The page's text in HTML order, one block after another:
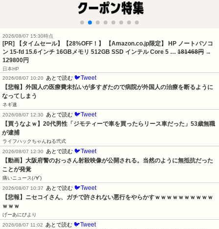
2026/08/07 15:30時点
[PR] 【タイムセール】【28%OFF！】 【Amazon.co.jp限定】 HP ノートパソコ
ン 15-fd 15.6インチ 16GBメモリ 512GB SSD インテル Core 5 … 181468円 →
129800円
日本HP
2026/08/07 10:20 あとで読む 🐦Tweet
【悲報】外国人の医療費未払いが多すぎたので病院が外国人の治療を断るように
なってしまう
ネギ速
2026/08/07 12:30 あとで読む 🐦Tweet
【買うなよｗ】20代男性「ジモティーで車を買ったらリース車だった」53歳無職
が逮捕
ライフハックちゃんねる弐式
2026/08/07 12:30 あとで読む 🐦Tweet
【動画】大阪府警のおっさん射殺映像が公開される。当然のように無抵抗だった
ことが発覚
痛いニュース(ﾉ∀`)
2026/08/07 10:37 あとで読む 🐦Tweet
【悲報】ニセコイさん、ガチで許されない悪行をやらかすｗｗｗｗｗｗｗｗｗｗ
ｗｗｗ
げーあにびより
2026/08/07 11:02 あとで読む 🐦Tweet